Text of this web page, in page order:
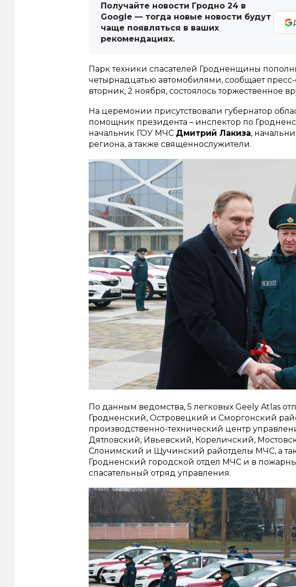
Получайте новости Гродно 24 в
Google — тогда новые новости будут
чаще появляться в ваших
рекомендациях.
Парк техники спасателей Гродненщины
четырнадцатью автомобилями, сообщает
вторник, 2 ноября, состоялось торжественное
На церемонии присутствовали губернатор
помощник президента – инспектор по
начальник ГОУ МЧС Дмитрий Лакиза,
региона, а также священнослужители.
По данным ведомства, 5 легковых Geely Atlas
Гродненский, Островецкий и Сморгонский
производственно-технический центр
Дятловский, Ивьевский, Кореличский,
Слонимский и Щучинский райотделы МЧС, а
Гродненский городской отдел МЧС и в
спасательный отряд управления.